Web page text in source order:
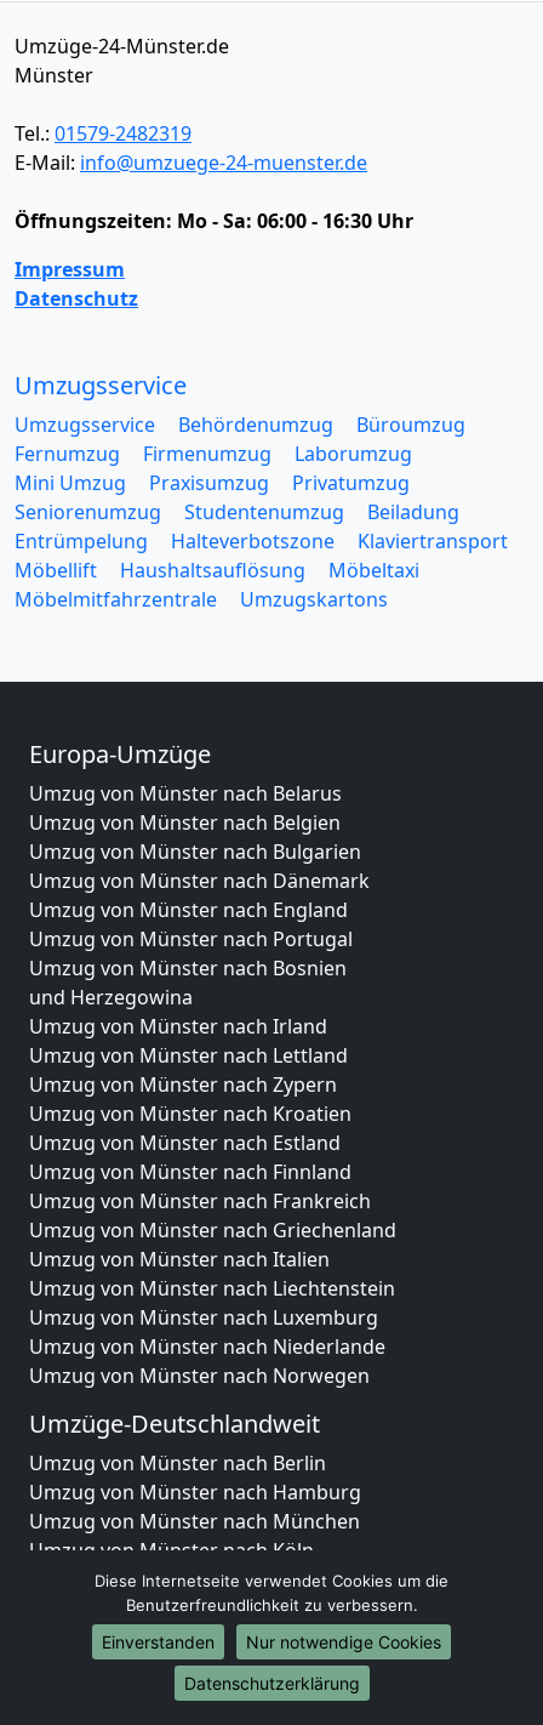
Umzüge-24-Münster.de
Münster
Tel.: 01579-2482319
E-Mail: info@umzuege-24-muenster.de
Öffnungszeiten: Mo - Sa: 06:00 - 16:30 Uhr
Impressum
Datenschutz
Umzugsservice
Umzugsservice Behördenumzug
Büroumzug
Fernumzug
Firmenumzug
Laborumzug
Mini Umzug
Praxisumzug
Privatumzug
Seniorenumzug
Studentenumzug
Beiladung
Entrümpelung
Halteverbotszone
Klaviertransport
Möbellift
Haushaltsauflösung
Möbeltaxi
Möbelmitfahrzentrale
Umzugskartons
Europa-Umzüge
Umzug von Münster nach Belarus
Umzug von Münster nach Belgien
Umzug von Münster nach Bulgarien
Umzug von Münster nach Dänemark
Umzug von Münster nach England
Umzug von Münster nach Portugal
Umzug von Münster nach Bosnien
und Herzegowina
Umzug von Münster nach Irland
Umzug von Münster nach Lettland
Umzug von Münster nach Zypern
Umzug von Münster nach Kroatien
Umzug von Münster nach Estland
Umzug von Münster nach Finnland
Umzug von Münster nach Frankreich
Umzug von Münster nach Griechenland
Umzug von Münster nach Italien
Umzug von Münster nach Liechtenstein
Umzug von Münster nach Luxemburg
Umzug von Münster nach Niederlande
Umzug von Münster nach Norwegen
Umzüge-Deutschlandweit
Umzug von Münster nach Berlin
Umzug von Münster nach Hamburg
Umzug von Münster nach München
Umzug von Münster nach Köln
Umzug von Münster nach Frankfurt am Main
Umzug von Münster nach Stuttgart
Umzug von Münster nach Düsseldorf
Umzug von Münster nach Leipzig
Umzug von Münster nach Dortmund
Diese Internetseite verwendet Cookies um die
Benutzerfreundlichkeit zu verbessern.
Einverstanden
Nur notwendige Cookies
Datenschutzerklärung